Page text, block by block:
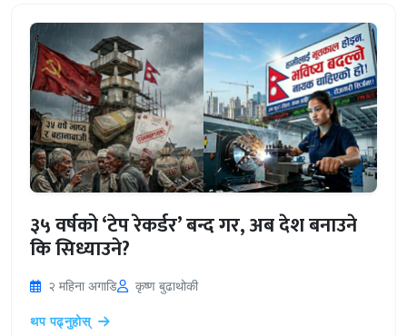
३५ वर्षको ‘टेप रेकर्डर’ बन्द गर, अब देश बनाउने
कि सिध्याउने?
२ महिना अगाडि कृष्ण बुढाथोकी
थप पढ्नुहोस्